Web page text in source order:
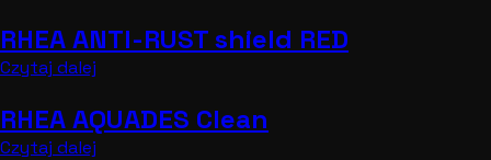
RHEA ANTI-RUST shield RED
Czytaj dalej
RHEA AQUADES Clean
Czytaj dalej